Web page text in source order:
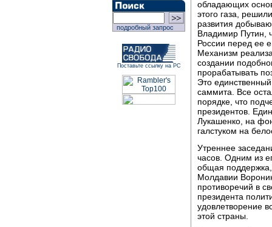
подробный запрос
Поставьте ссылку на РС
обладающих
этого газа,
развития
Владимир Путин,
России перед ее
Механизм
создании
прорабатывать
Это
саммита. Все
порядке, что
президентов.
Лукашенко, на
галстуком на
Утреннее
часов. Одним из
общая
Молдавии
противоречий в
президента
удовлетворение
этой страны.